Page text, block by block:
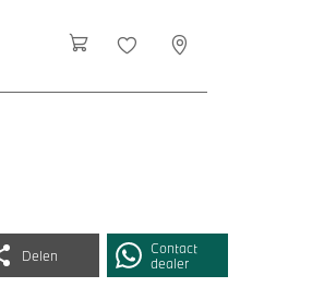
Delen
Contact
dealer